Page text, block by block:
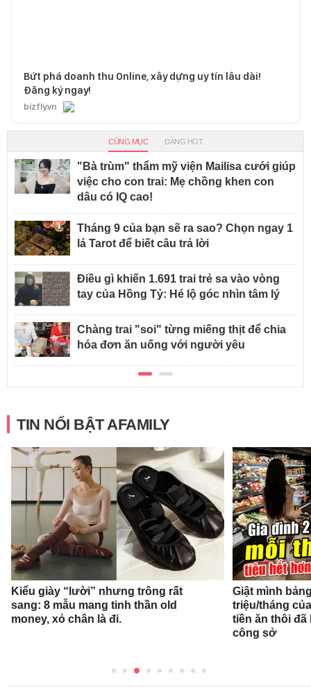
Bứt phá doanh thu Online, xây dựng uy tín lâu dài!
Đăng ký ngay!
bizfly.vn
CÙNG MỤC ĐANG HOT
"Bà trùm" thẩm mỹ viện Mailisa cưới giúp
việc cho con trai: Mẹ chồng khen con
dâu có IQ cao!
Tháng 9 của bạn sẽ ra sao? Chọn ngay 1
lá Tarot để biết câu trả lời
Điều gì khiến 1.691 trai trẻ sa vào vòng
tay của Hồng Tỷ: Hé lộ góc nhìn tâm lý
Chàng trai "soi" từng miếng thịt để chia
hóa đơn ăn uống với người yêu
TIN NỔI BẬT AFAMILY
Kiểu giày “lười” nhưng trông rất
sang: 8 mẫu mang tinh thần old
money, xỏ chân là đi.
Giật mình
triệu/tháng
tiền ăn thôi
công sở